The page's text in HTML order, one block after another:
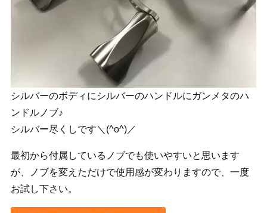
シルバーのボディにシルバーのハンドルにガンメタのハ
ンドルノブ♪
シルバー尽くしです＼(^o^)／
最初から付属しているノブでも使いやすいと思います
が、ノブを変えただけで使用感が変わりますので、一度
お試し下さい。